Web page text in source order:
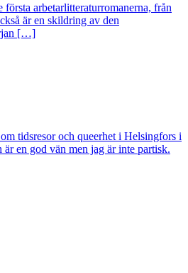
första arbetarlitteraturromanerna, från
är en skildring av den
[…]
tidsresor och queerhet i Helsingfors i
en god vän men jag är inte partisk.